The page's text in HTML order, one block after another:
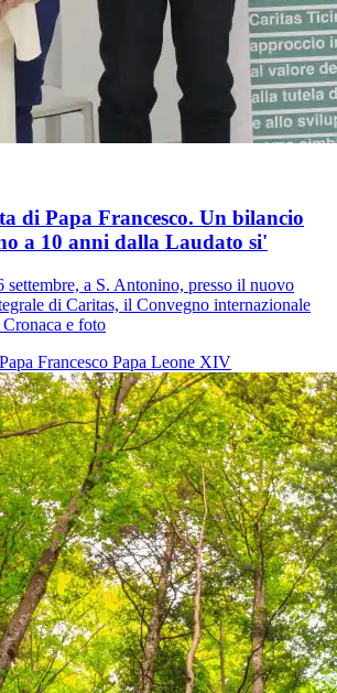
di Papa Francesco. Un bilancio
a 10 anni dalla Laudato si'
settembre, a S. Antonino, presso il nuovo
di Caritas, il Convegno internazionale
e foto
Papa Francesco Papa Leone XIV